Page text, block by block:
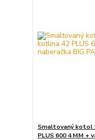
Smaltovaný kotol
PLUS 600 4 MM +